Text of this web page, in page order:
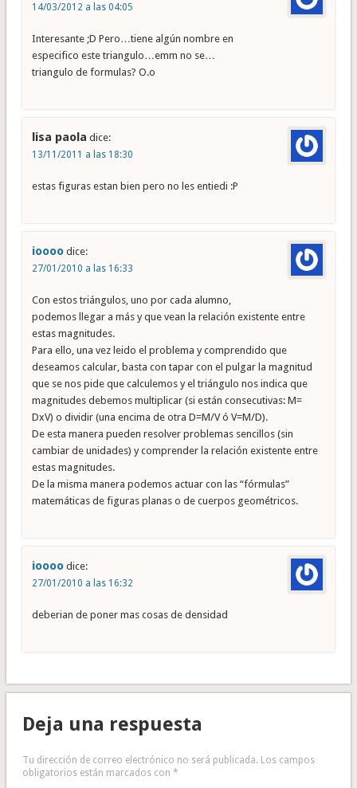
14/03/2012 a las 04:05
Interesante ;D Pero…tiene algún nombre en
especifico este triangulo…emm no se…
triangulo de formulas? O.o
lisa paola dice:
13/11/2011 a las 18:30
estas figuras estan bien pero no les entiedi :P
ioooo dice:
27/01/2010 a las 16:33
Con estos triángulos, uno por cada alumno,
podemos llegar a más y que vean la relación existente entre
estas magnitudes.
Para ello, una vez leido el problema y comprendido que
deseamos calcular, basta con tapar con el pulgar la magnitud
que se nos pide que calculemos y el triángulo nos indica que
magnitudes debemos multiplicar (si están consecutivas: M=
DxV) o dividir (una encima de otra D=M/V ó V=M/D).
De esta manera pueden resolver problemas sencillos (sin
cambiar de unidades) y comprender la relación existente entre
estas magnitudes.
De la misma manera podemos actuar con las “fórmulas”
matemáticas de figuras planas o de cuerpos geométricos.
ioooo dice:
27/01/2010 a las 16:32
deberian de poner mas cosas de densidad
Deja una respuesta
Tu dirección de correo electrónico no será publicada. Los campos
obligatorios están marcados con *